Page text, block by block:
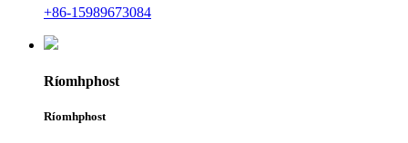
+86-15989673084
Ríomhphost
Ríomhphost